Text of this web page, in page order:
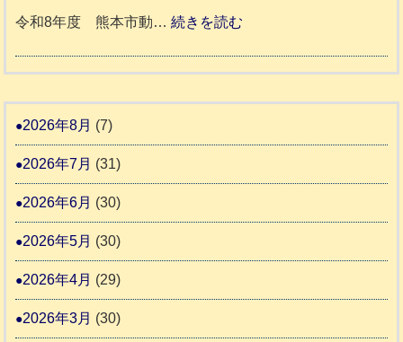
日
1
支
告
ッ
か
令和8年度 熊本市動…続きを読む
和
度
本
物
2026年8月 (7)
2026年7月 (31)
2026年6月 (30)
2026年5月 (30)
2026年4月 (29)
2026年3月 (30)